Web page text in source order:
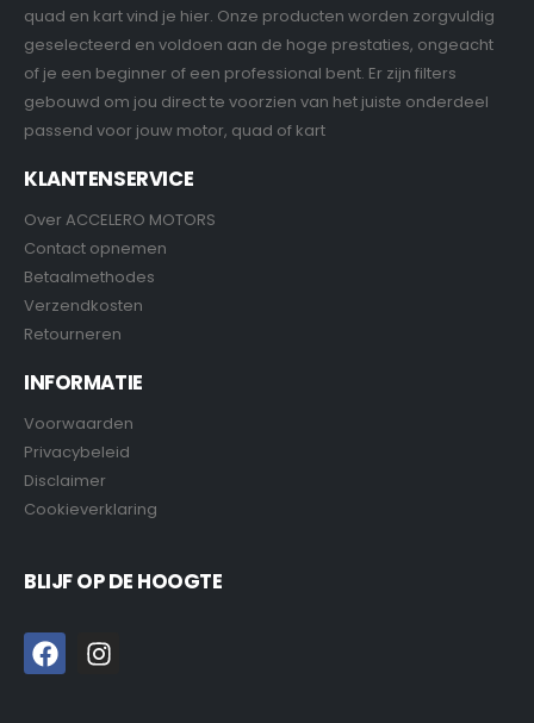
quad en kart vind je hier. Onze producten worden zorgvuldig
geselecteerd en voldoen aan de hoge prestaties, ongeacht
of je een beginner of een professional bent. Er zijn filters
gebouwd om jou direct te voorzien van het juiste onderdeel
passend voor jouw motor, quad of kart
KLANTENSERVICE
Over ACCELERO MOTORS
Contact opnemen
Betaalmethodes
Verzendkosten
Retourneren
INFORMATIE
Voorwaarden
Privacybeleid
Disclaimer
Cookieverklaring
BLIJF OP DE HOOGTE